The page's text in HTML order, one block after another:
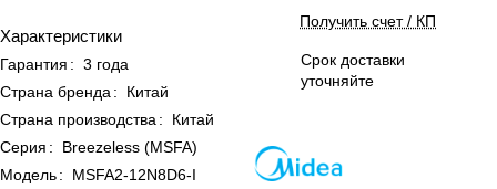
Характеристики
Гарантия : 3 года
Страна бренда :
Китай
Страна производства :
Китай
Серия :
Breezeless (MSFA)
Модель:
MSFA2-12N8D6-I
Получить счет / КП
Срок доставки
уточняйте